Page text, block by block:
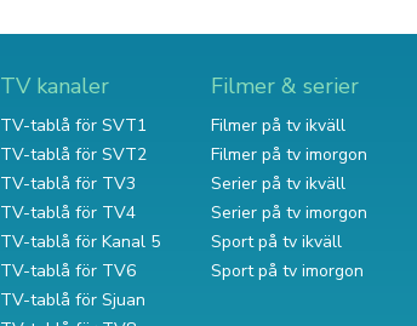
TV kanaler
TV-tablå för SVT1
TV-tablå för SVT2
TV-tablå för TV3
TV-tablå för TV4
TV-tablå för Kanal 5
TV-tablå för TV6
TV-tablå för Sjuan
Filmer & serier
Filmer på tv ikväll
Filmer på tv imorgon
Serier på tv ikväll
Serier på tv imorgon
Sport på tv ikväll
Sport på tv imorgon